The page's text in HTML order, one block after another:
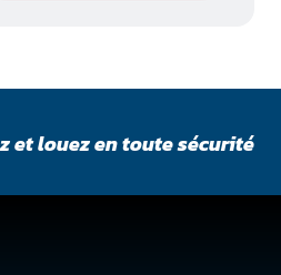
et louez en toute sécurité